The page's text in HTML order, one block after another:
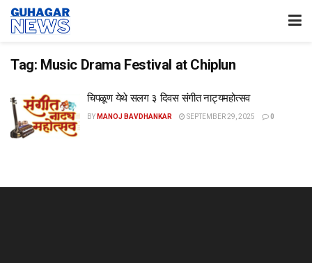
Tag: Music Drama Festival at Chiplun
चिपळूण येथे सलग ३ दिवस संगीत नाट्यमहोत्सव
BY MANOJ BAVDHANKAR SEPTEMBER 29, 2025 0